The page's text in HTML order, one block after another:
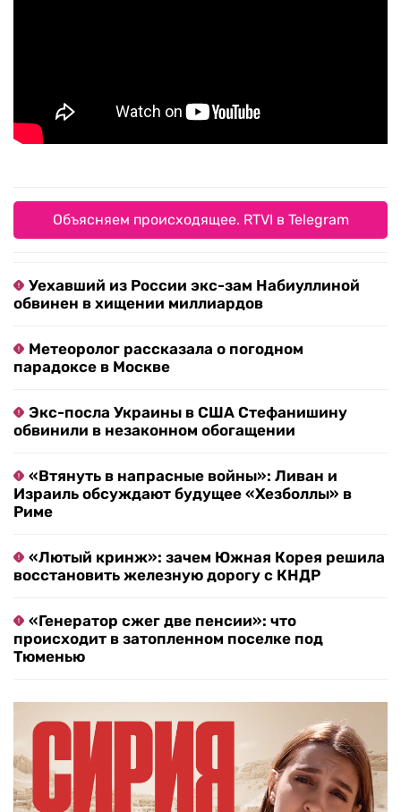
Объясняем происходящее. RTVI в Telegram
Уехавший из России экс-зам Набиуллиной
обвинен в хищении миллиардов
Метеоролог рассказала о погодном
парадоксе в Москве
Экс-посла Украины в США Стефанишину
обвинили в незаконном обогащении
«Втянуть в напрасные войны»: Ливан и
Израиль обсуждают будущее «Хезболлы» в
Риме
«Лютый кринж»: зачем Южная Корея решила
восстановить железную дорогу с КНДР
«Генератор сжег две пенсии»: что
происходит в затопленном поселке под
Тюменью